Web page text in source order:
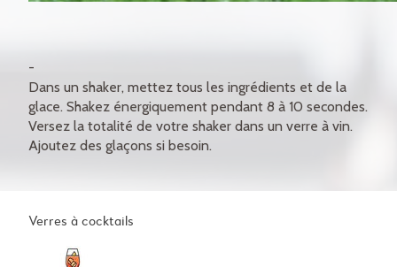
Dans un shaker, mettez tous les ingrédients et de la
glace. Shakez énergiquement pendant 8 à 10 secondes.
Versez la totalité de votre shaker dans un verre à vin.
Ajoutez des glaçons si besoin.
Verres à cocktails